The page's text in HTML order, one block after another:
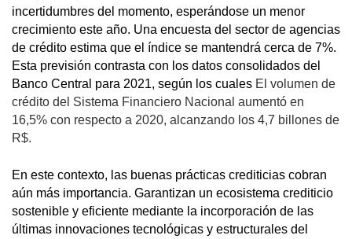
incertidumbres del momento, esperándose un menor
crecimiento este año. Una encuesta del sector de agencias
de crédito estima que el índice se mantendrá cerca de 7%.
Esta previsión contrasta con los datos consolidados del
Banco Central para 2021, según los cuales El volumen de
crédito del Sistema Financiero Nacional aumentó en
16,5% con respecto a 2020, alcanzando los 4,7 billones de
R$.
En este contexto, las buenas prácticas crediticias cobran
aún más importancia. Garantizan un ecosistema crediticio
sostenible y eficiente mediante la incorporación de las
últimas innovaciones tecnológicas y estructurales del